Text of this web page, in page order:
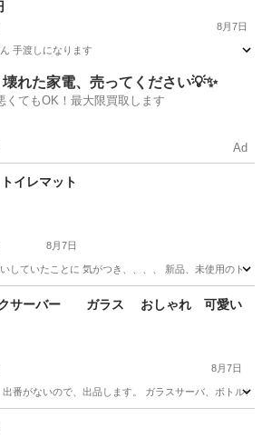
8月7日
手渡しになります
駅 食器 JINRO
壊れた家電、売ってください💡✨
くてもOK！最大限買取します
Ad
イレマット
8月7日
していたことに 気がつき、、、、 新品、未使用のト
家庭用品 トイレ
クサーバー ガラス おしゃれ 可愛い
8月7日
番がないので、出品します。 ガラスサーバ、ボトル